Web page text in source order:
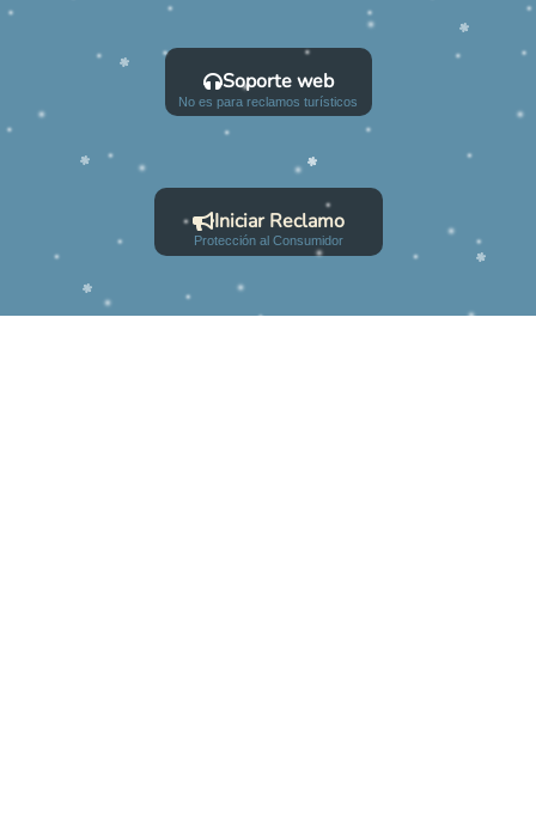
Soporte web
No es para reclamos turísticos
Iniciar Reclamo
Protección al Consumidor